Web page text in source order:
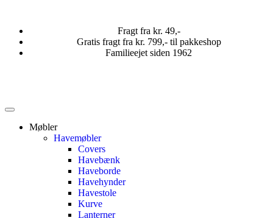
Fragt fra kr. 49,-
Gratis fragt fra kr. 799,- til pakkeshop
Familieejet siden 1962
Møbler
Havemøbler
Covers
Havebænk
Haveborde
Havehynder
Havestole
Kurve
Lanterner